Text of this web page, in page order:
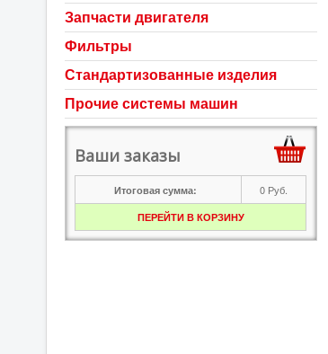
Запчасти двигателя
Фильтры
Стандартизованные изделия
Прочие системы машин
Ваши заказы
Итоговая сумма: 0 Руб.
ПЕРЕЙТИ В КОРЗИНУ